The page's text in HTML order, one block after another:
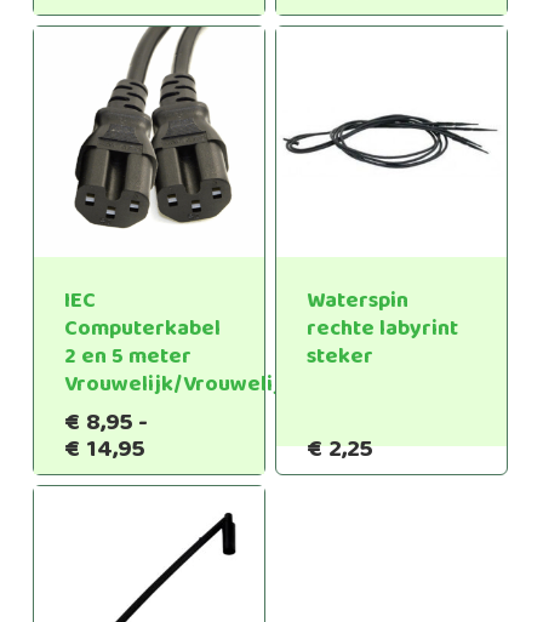
€7,95 €8,95
IEC
Computerkabel
2 en 5 meter
Vrouwelijk/Vrouwelijk
€ 8,95-
€ 14,95Prijsklasse:
€8,95
€14,95
Waterspin
rechte labyrint
steker
€2,25